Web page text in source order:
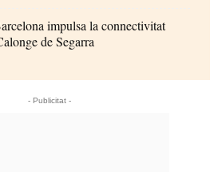
impulsa la connectivitat
de Segarra
- Publicitat -